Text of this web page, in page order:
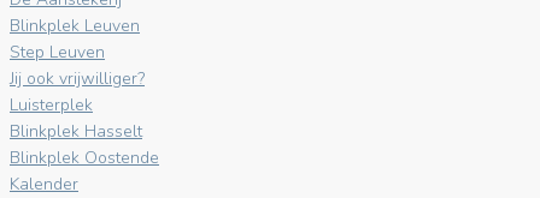
Blinkplek Leuven
Step Leuven
Jij ook vrijwilliger?
Luisterplek
Blinkplek Hasselt
Blinkplek Oostende
Kalender